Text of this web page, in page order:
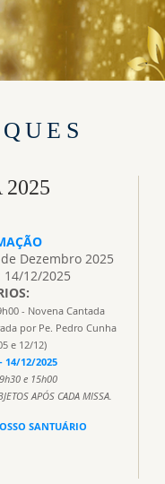
2025
Dezembro 2025
14/12/2025
- Novena Cantada
por Pe. Pedro Cunha
e 12/12)
14/12/2025
e 15h00
APÓS CADA MISSA.
SANTUÁRIO